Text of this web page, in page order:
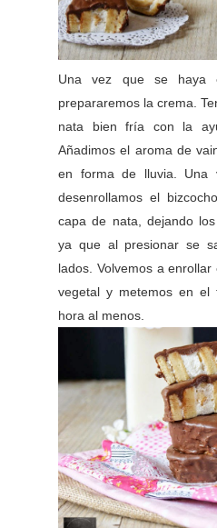
Una vez que se haya
prepararemos la crema.
nata bien fría con la
Añadimos el aroma de
en forma de lluvia. Una
desenrollamos el
capa de nata, dejando
ya que al presionar se
lados. Volvemos a
vegetal y metemos en el
hora al menos.